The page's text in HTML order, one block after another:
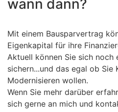
wann dann?
Mit einem Bausparvertrag
Eigenkapital für ihre
Aktuell können Sie sich
sichern...und das egal ob Sie
Modernisieren wollen.
Wenn Sie mehr darüber
sich gerne an mich und